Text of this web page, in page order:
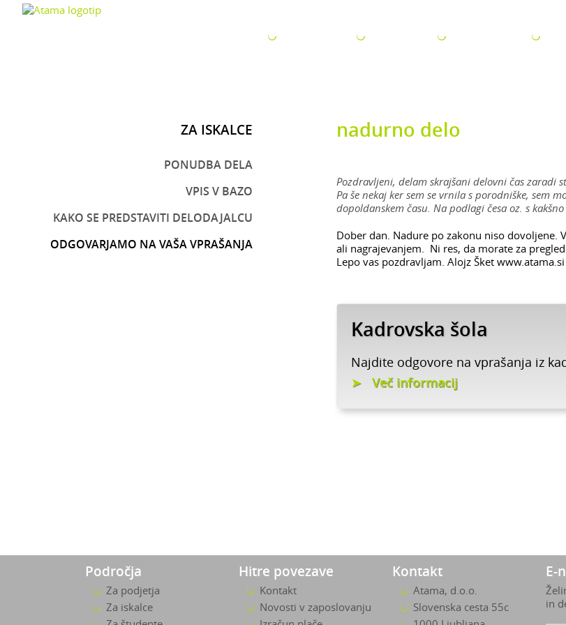
ZA ISKALCE
PONUDBA DELA
VPIS V BAZO
KAKO SE PREDSTAVITI DELODAJALCU
ODGOVARJAMO NA VAŠA VPRAŠANJA
nadurno delo
Pozdravljeni, delam skrajšani delovni čas zaradi
Pa še nekaj ker sem se vrnila s porodniške, sem
dopoldanskem času. Na podlagi česa oz. s
Dober dan. Nadure po zakonu niso
ali nagrajevanjem. Ni res, da morate za
Lepo vas pozdravljam. Alojz Šket www.atama.si
Kadrovska šola
Najdite odgovore na vprašanja iz
Več informacij
Področja
Za podjetja
Za iskalce
Hitre povezave
Kontakt
Novosti v zaposlovanju
Kontakt
Atama, d.o.o.
Slovenska cesta 55c
E-
in